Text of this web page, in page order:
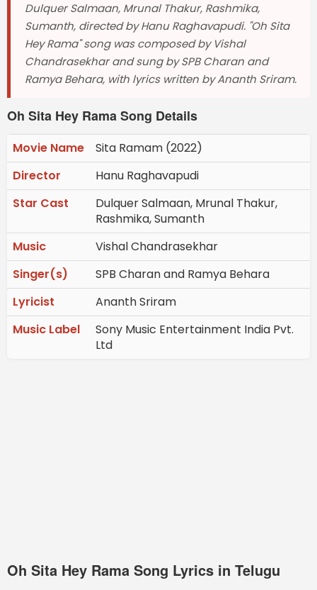
Dulquer Salmaan, Mrunal Thakur, Rashmika,
Sumanth, directed by Hanu Raghavapudi. "Oh Sita
Hey Rama" song was composed by Vishal
Chandrasekhar and sung by SPB Charan and
Ramya Behara, with lyrics written by Ananth Sriram.
Oh Sita Hey Rama Song Details
Movie Name
Sita Ramam (2022)
Director
Hanu Raghavapudi
Star Cast
Dulquer Salmaan, Mrunal Thakur,
Rashmika, Sumanth
Music
Vishal Chandrasekhar
Singer(s)
SPB Charan and Ramya Behara
Lyricist
Ananth Sriram
Music Label
Sony Music Entertainment India Pvt.
Ltd
Oh Sita Hey Rama Song Lyrics in Telugu